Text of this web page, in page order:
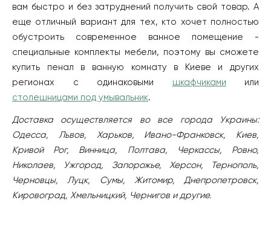
вам быстро и без затруднений получить свой товар. А
еще отличный вариант для тех, кто хочет полностью
обустроить современное ванное помещение -
специальные комплекты мебели, поэтому вы сможете
купить пенал в ванную комнату в Киеве и других
регионах с одинаковыми шкафчиками или
столешницами под умывальник.
Доставка осуществляется во все города Украины:
Одесса, Львов, Харьков, Ивано-Франковск, Киев,
Кривой Рог, Винница, Полтава, Черкассы, Ровно,
Николаев, Ужгород, Запорожье, Херсон, Тернополь,
Черновцы, Луцк, Сумы, Житомир, Днепропетровск,
Кировоград, Хмельницкий, Чернигов и другие.